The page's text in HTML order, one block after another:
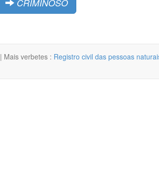
CRIMINOSO
| Mais verbetes : Registro civil das pessoas